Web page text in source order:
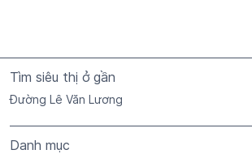
Tìm siêu thị ở gần
Đường Lê Văn Lương
Danh mục